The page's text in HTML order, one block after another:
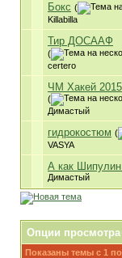
Бокс (
Killabilla
Тир ДОСААФ
(
certero
ЧМ Хакей 2015
(
Димастый
гидрокостюм (
VASYA
А как
Димастый
Опции просмотра
Показаны темы с 1 по